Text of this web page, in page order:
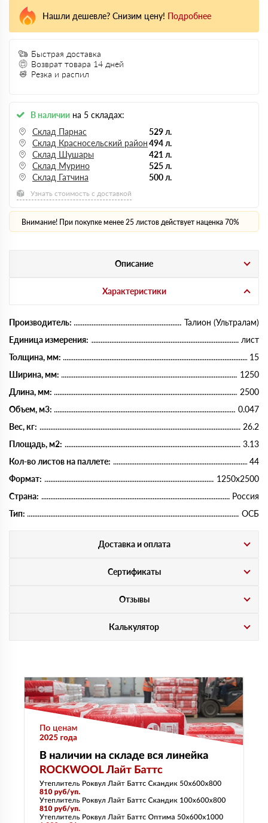
Быстрая доставка
Возврат товара 14 дней
Резка и распил
В наличии на 5 складах:
Склад Парнас
529 л.
Склад Красносельский район494 л.
Склад Шушары
421 л.
Склад Мурино
525 л.
Склад Гатчина
500 л.
Узнать стоимость с доставкой
Внимание! При покупке менее 25 листов действует наценка 70%
Нашли дешевле? Снизим цену! Подробнее
Описание
Характеристики
Производитель:
Талион (Ультралам)
Единица измерения:
лист
Толщина, мм:
15
Ширина, мм:
1250
Длина, мм:
2500
Объем, м3:
0.047
Вес, кг:
26.2
Площадь, м2:
3.13
Кол-во листов на паллете:
44
Формат:
1250х2500
Страна:
Россия
Тип:
ОСБ
Доставка и оплата
Сертификаты
Отзывы
Калькулятор